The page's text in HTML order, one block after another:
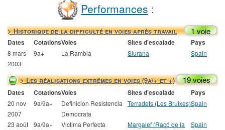
Performances :
> Historique de la difficulté en voies après travail 1 voie
Dates CotationsVoies Sites d'escalade Pays
8 mars
2003
9a+ La Rambla Siurana Spain
> Les réalisations extrêmes en voies (9a/+ et +) 19 voies
Dates CotationsVoies Sites d'escalade Pays
20 nov
2007
9a/9a+
Definicion Resistencia
Democrata
Terradets (Les Bruixes)Spain
23 août
9a/9a+ Victima Perfecta
Margalef (Racó de la
Spain